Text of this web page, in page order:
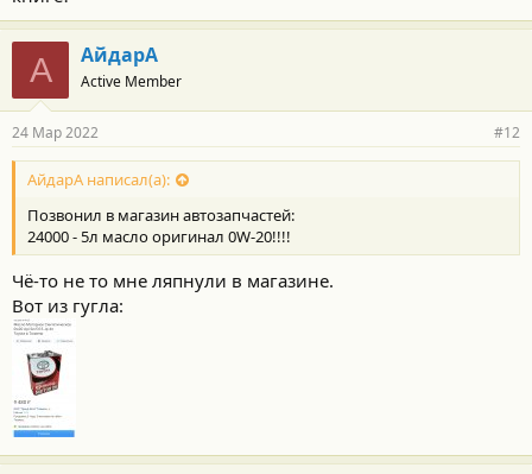
А АйдарА
Active Member
24 Мар 2022 #12
АйдарА написал(а):
Позвонил в магазин автозапчастей:
24000 - 5л масло оригинал 0W-20!!!!
Чё-то не то мне ляпнули в магазине.
Вот из гугла: